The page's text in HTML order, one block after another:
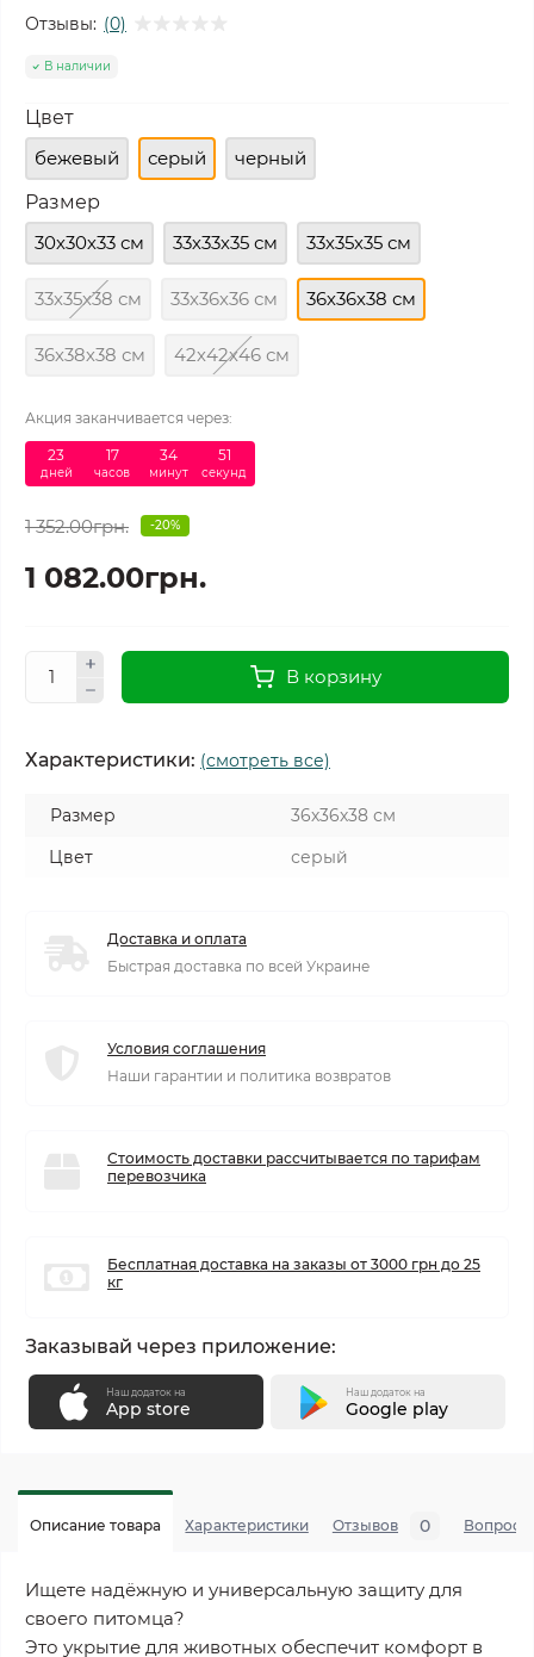
Отзывы: (0)
В наличии
Цвет
бежевый
серый
черный
Размер
30х30х33 см
33х33х35 см 33х35х35 см
33х35х38 см 33х36х36 см 36х36х38 см
36х38х38 см 42х42х46 см
Акция заканчивается через:
23
дней
17
часов
34
минут
50
секунд
1 352.00грн. -20%
1 082.00грн.
В корзину
Характеристики: (смотреть все)
Размер
36х36х38 см
Цвет
серый
Доставка и оплата
Быстрая доставка по всей Украине
Условия соглашения
Наши гарантии и политика возвратов
Стоимость доставки рассчитывается по тарифам
перевозчика
Бесплатная доставка на заказы от 3000 грн до 25
кг
Заказывай через приложение:
Наш додаток на
App store
Наш додаток на
Google play
Описание товара Характеристики Отзывов 0 Вопросы
Ищете надёжную и универсальную защиту для
своего питомца?
Это укрытие для животных обеспечит комфорт в